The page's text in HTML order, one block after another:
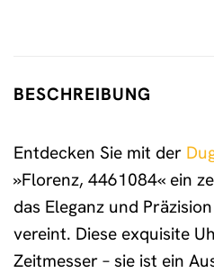
BESCHREIBUNG
Entdecken Sie mit der
»Florenz, 4461084« ein
das Eleganz und
vereint. Diese exquisite
Zeitmesser – sie ist ein